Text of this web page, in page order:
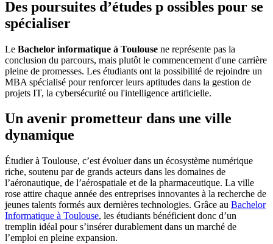
Des poursuites d’études p ossibles pour se
spécialiser
Le Bachelor informatique à Toulouse ne représente pas la
conclusion du parcours, mais plutôt le commencement d'une carrière
pleine de promesses. Les étudiants ont la possibilité de rejoindre un
MBA spécialisé pour renforcer leurs aptitudes dans la gestion de
projets IT, la cybersécurité ou l'intelligence artificielle.
Un avenir prometteur dans une ville
dynamique
Étudier à Toulouse, c’est évoluer dans un écosystème numérique
riche, soutenu par de grands acteurs dans les domaines de
l’aéronautique, de l’aérospatiale et de la pharmaceutique. La ville
rose attire chaque année des entreprises innovantes à la recherche de
jeunes talents formés aux dernières technologies. Grâce au Bachelor
Informatique à Toulouse, les étudiants bénéficient donc d’un
tremplin idéal pour s’insérer durablement dans un marché de
l’emploi en pleine expansion.